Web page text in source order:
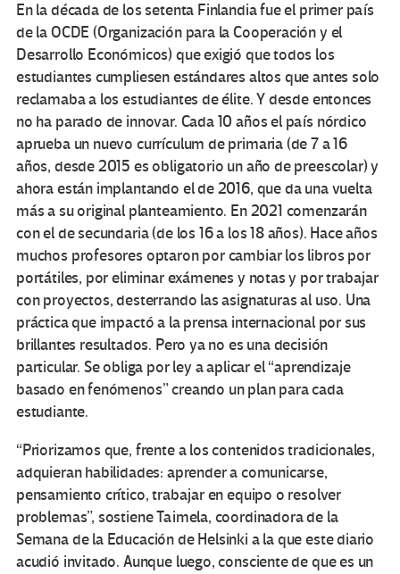
En la década de los setenta Finlandia fue el primer país
de la OCDE (Organización para la Cooperación y el
Desarrollo Económicos) que exigió que todos los
estudiantes cumpliesen estándares altos que antes solo
reclamaba a los estudiantes de élite. Y desde entonces
no ha parado de innovar. Cada 10 años el país nórdico
aprueba un nuevo currículum de primaria (de 7 a 16
años, desde 2015 es obligatorio un año de preescolar) y
ahora están implantando el de 2016, que da una vuelta
más a su original planteamiento. En 2021 comenzarán
con el de secundaria (de los 16 a los 18 años). Hace años
muchos profesores optaron por cambiar los libros por
portátiles, por eliminar exámenes y notas y por trabajar
con proyectos, desterrando las asignaturas al uso. Una
práctica que impactó a la prensa internacional por sus
brillantes resultados. Pero ya no es una decisión
particular. Se obliga por ley a aplicar el “aprendizaje
basado en fenómenos” creando un plan para cada
estudiante.
“Priorizamos que, frente a los contenidos tradicionales,
adquieran habilidades: aprender a comunicarse,
pensamiento crítico, trabajar en equipo o resolver
problemas”, sostiene Taimela, coordinadora de la
Semana de la Educación de Helsinki a la que este diario
acudió invitado. Aunque luego, consciente de que es un